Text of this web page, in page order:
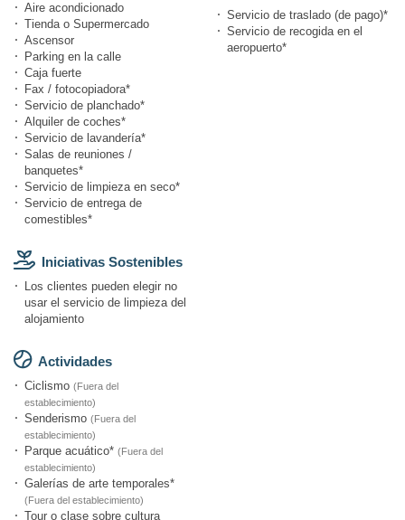
Aire acondicionado
Tienda o Supermercado
Ascensor
Parking en la calle
Caja fuerte
Fax / fotocopiadora*
Servicio de planchado*
Alquiler de coches*
Servicio de lavandería*
Salas de reuniones /
banquetes*
Servicio de limpieza en seco*
Servicio de entrega de
comestibles*
Iniciativas Sostenibles
Los clientes pueden elegir no
usar el servicio de limpieza del
alojamiento
Actividades
Ciclismo (Fuera del
establecimiento)
Senderismo (Fuera del
establecimiento)
Parque acuático* (Fuera del
establecimiento)
Galerías de arte temporales*
(Fuera del establecimiento)
Tour o clase sobre cultura
Servicio de traslado (de pago)*
Servicio de recogida en el
aeropuerto*